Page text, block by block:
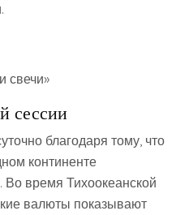
свечи»
сессии
благодаря тому, что
континенте
Во время Тихоокеанской
валюты показывают